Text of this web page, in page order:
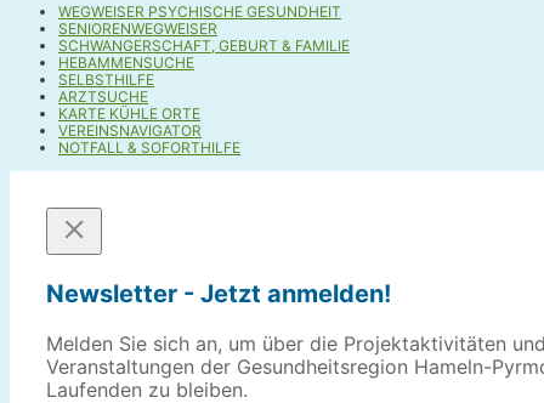
WEGWEISER PSYCHISCHE GESUNDHEIT
SENIORENWEGWEISER
SCHWANGERSCHAFT, GEBURT & FAMILIE
HEBAMMENSUCHE
SELBSTHILFE
ARZTSUCHE
KARTE KÜHLE ORTE
VEREINSNAVIGATOR
NOTFALL & SOFORTHILFE
Newsletter - Jetzt anmelden!
Melden Sie sich an, um über die Projektaktivitäten
Veranstaltungen der Gesundheitsregion Hameln-
Laufenden zu bleiben.